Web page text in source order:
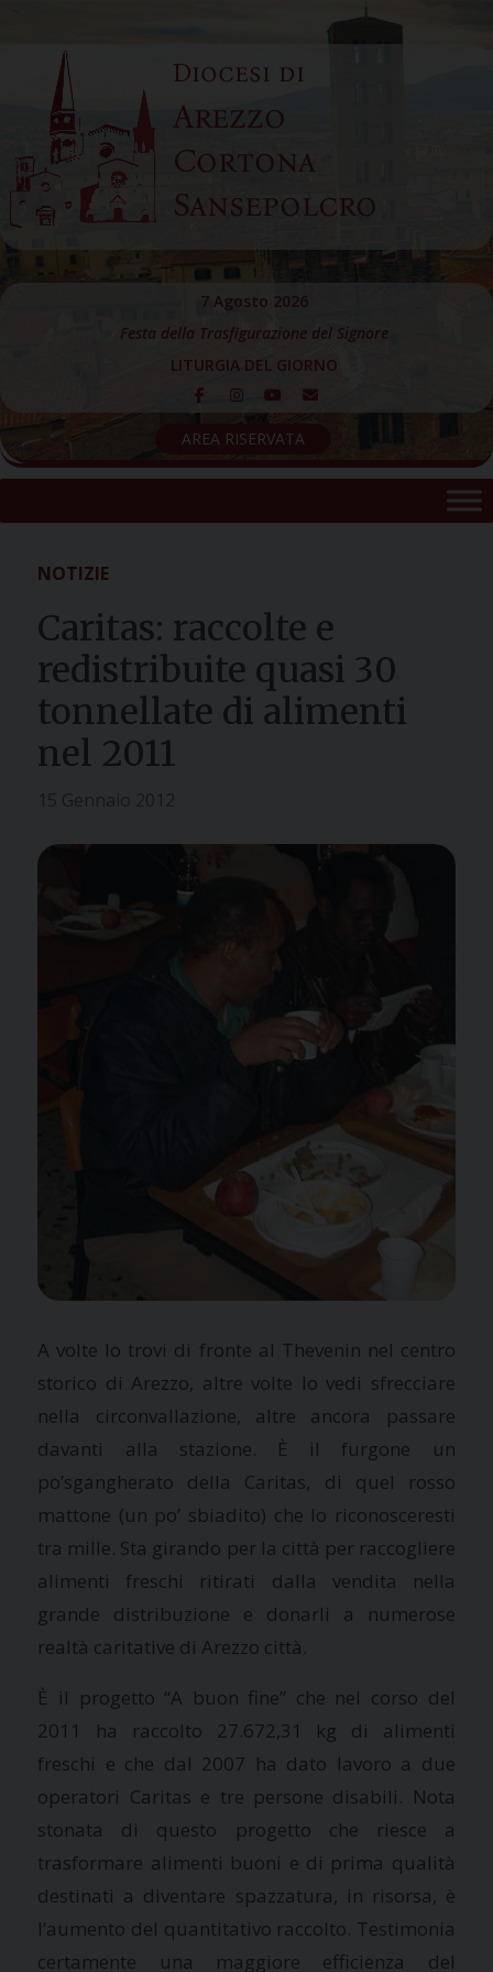
content
Diocesi di
Arezzo
Cortona
Sansepolcro
7 Agosto 2026
Festa della Trasfigurazione del Signore
LITURGIA DEL GIORNO
AREA RISERVATA
NOTIZIE
Caritas: raccolte e
redistribuite quasi 30
tonnellate di alimenti
nel 2011
A volte lo trovi di fronte al Thevenin nel centro
storico di Arezzo, altre volte lo vedi sfrecciare
nella circonvallazione, altre ancora passare
davanti alla stazione. È il furgone un
po’sgangherato della Caritas, di quel rosso
mattone (un po’ sbiadito) che lo riconosceresti
tra mille. Sta girando per la città per raccogliere
alimenti freschi ritirati dalla vendita nella
grande distribuzione e donarli a numerose
realtà caritative di Arezzo città.
È il progetto “A buon fine” che nel corso del
2011 ha raccolto 27.672,31 kg di alimenti
freschi e che dal 2007 ha dato lavoro a due
operatori Caritas e tre persone disabili. Nota
stonata di questo progetto che riesce a
trasformare alimenti buoni e di prima qualità
destinati a diventare spazzatura, in risorsa, è
l’aumento del quantitativo raccolto. Testimonia
certamente una maggiore efficienza del